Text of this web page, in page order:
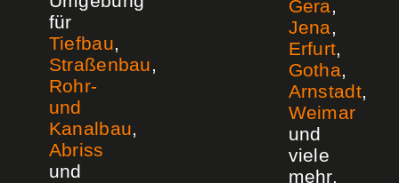
für
Tiefbau,
Straßenbau,
Rohr-
und
Kanalbau,
Abriss
und
Gera,
Jena,
Erfurt,
Gotha,
Arnstadt,
Weimar
und
viele
mehr.